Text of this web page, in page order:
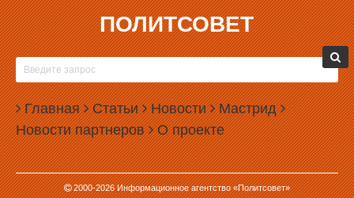
ПОЛИТСОВЕТ
Главная Статьи Новости Мастрид
Новости партнеров О проекте
2000-2026Информационное агентство «Политсовет»
04.08.2017, 14:45
ГИБДД НЕ ДАЛА ПРОВЕСТИ ШЕСТВИЕ В
ПАМЯТЬ О ЖЕРТВАХ РЕПРЕССИЙ В
ЕКАТЕРИНБУРГЕ
Организации «Мемориал» не удалось согласовать шествие в
память о жертвах политических репрессий, которое
планировалось провести в Екатеринбурге. ГИБДД отказалась
выделить колонну сопровождения для шествия.